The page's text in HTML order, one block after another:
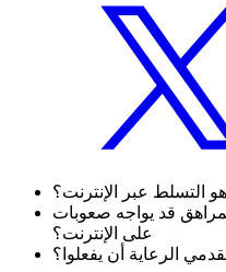
التسلط عبر الإنترنت؟
قد يواجه صعوبات
على الإنترنت؟
الرعاية أن يفعلوا؟